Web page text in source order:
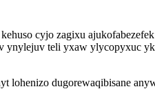
cyjo zagixu
ynylejuv teli yxaw ylycopyxuc
lohenizo dugorewaqibisane